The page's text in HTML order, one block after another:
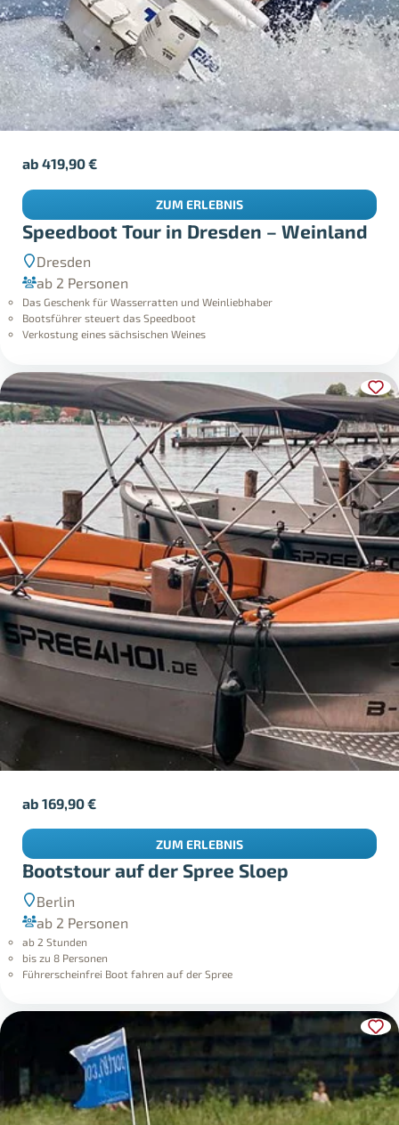
Speedboot Tour in Dresden – Weinland
Dresden
ab 2 Personen
Das Geschenk für Wasserratten und Weinliebhaber
Bootsführer steuert das Speedboot
Verkostung eines sächsischen Weines
ab419,90€
ZUM ERLEBNIS
Bootstour auf der Spree Sloep
Berlin
ab 2 Personen
ab 2 Stunden
bis zu 8 Personen
Führerscheinfrei Boot fahren auf der Spree
ab169,90€
ZUM ERLEBNIS